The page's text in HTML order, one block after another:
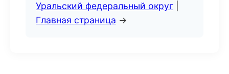
Уральский федеральный округ
Главная страница →